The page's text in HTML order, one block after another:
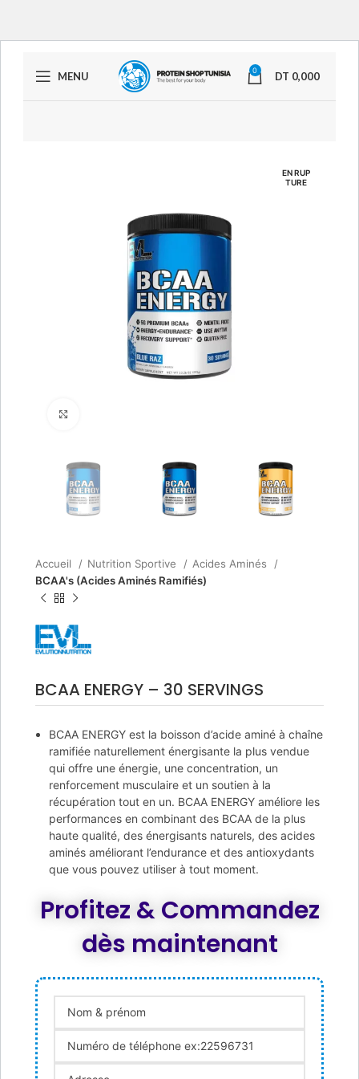
MENU 0 DT 0,000
EN RUP
TURE
Accueil Nutrition Sportive
Acides Aminés
BCAA's (Acides Aminés Ramifiés)
BCAA ENERGY – 30 SERVINGS
BCAA ENERGY est la boisson d’acide aminé à chaîne
ramifiée naturellement énergisante la plus vendue
qui offre une énergie, une concentration, un
renforcement musculaire et un soutien à la
récupération tout en un. BCAA ENERGY améliore les
performances en combinant des BCAA de la plus
haute qualité, des énergisants naturels, des acides
aminés améliorant l’endurance et des antioxydants
que vous pouvez utiliser à tout moment.
Profitez & Commandez
dès maintenant